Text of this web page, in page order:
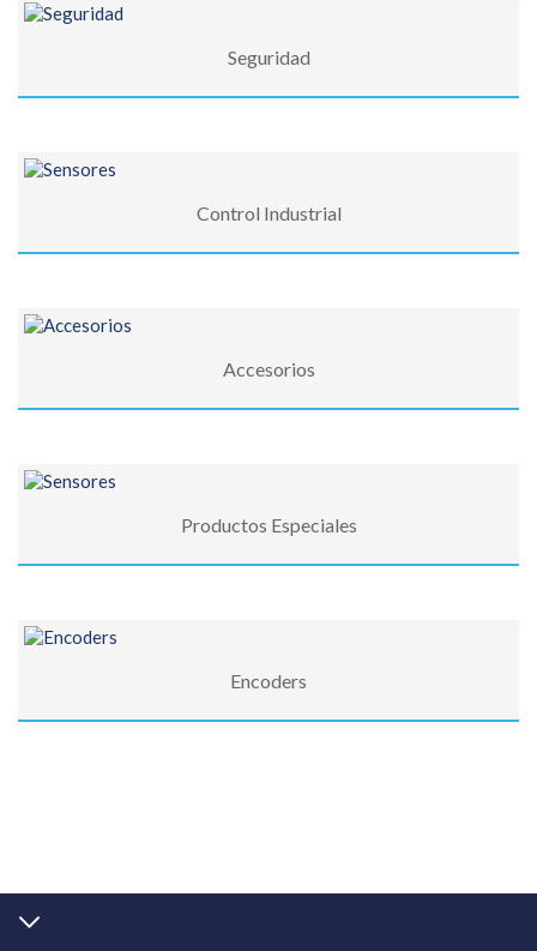
Seguridad
Control Industrial
Accesorios
Productos Especiales
Encoders